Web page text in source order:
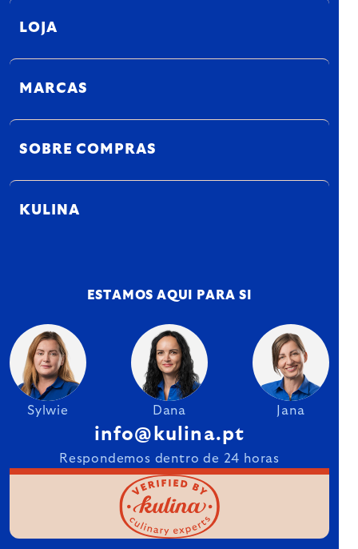
LOJA
MARCAS
SOBRE COMPRAS
KULINA
ESTAMOS AQUI PARA SI
Sylwie Dana Jana
info@kulina.pt
Respondemos dentro de 24 horas